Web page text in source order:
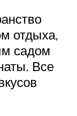
отдыха,
садом
Все